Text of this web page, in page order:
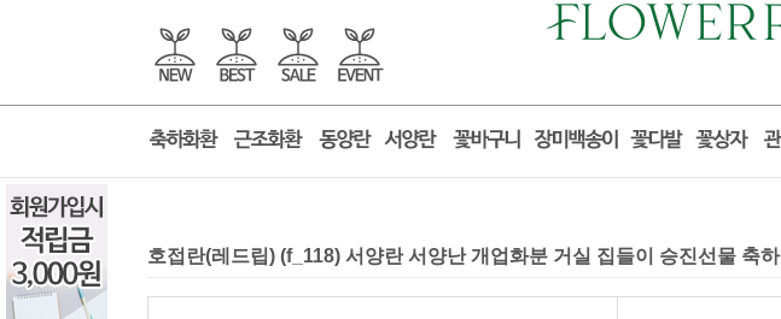
호접란(레드립) (f_118) 서양란 서양난 개업화분 거실 집들이 승진선물 축하